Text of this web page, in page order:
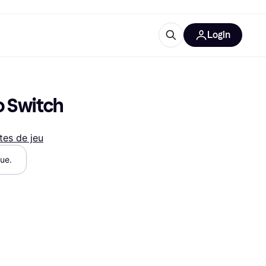
Login
Switch
de jeu